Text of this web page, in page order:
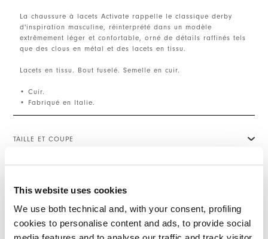
This website uses cookies
We use both technical and, with your consent, profiling
cookies to personalise content and ads, to provide social
La chaussure à lacets Activate rappelle le classique derby
d'inspiration masculine, réinterprété dans un modèle
extrêmement léger et confortable, orné de détails raffinés tels
que des clous en métal et des lacets en tissu.
Lacets en tissu. Bout fuselé. Semelle en cuir.
• Cuir.
• Fabriqué en Italie.
TAILLE ET COUPE
DÉTAILS PRODUIT
Contactez-nous | Expédition | Partager